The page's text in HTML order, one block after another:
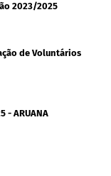
2023/2025
de Voluntários
- ARUANA